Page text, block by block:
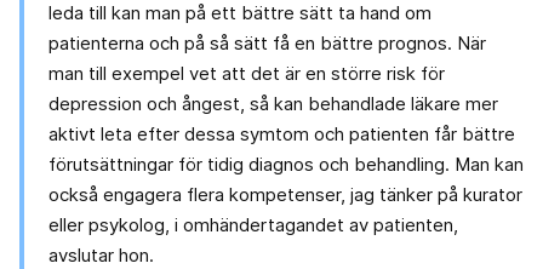
leda till kan man på ett bättre sätt ta hand om
patienterna och på så sätt få en bättre prognos. När
man till exempel vet att det är en större risk för
depression och ångest, så kan behandlade läkare mer
aktivt leta efter dessa symtom och patienten får bättre
förutsättningar för tidig diagnos och behandling. Man kan
också engagera flera kompetenser, jag tänker på kurator
eller psykolog, i omhändertagandet av patienten,
avslutar hon.